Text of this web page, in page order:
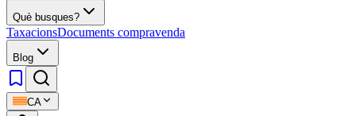
Què busques?
TaxacionsDocuments compravenda
Blog
CA